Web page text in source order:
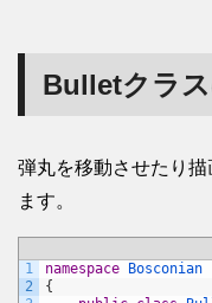
Bulletクラ
弾丸を移動させたり
ます。
1
2
namespace
Bosconian
{